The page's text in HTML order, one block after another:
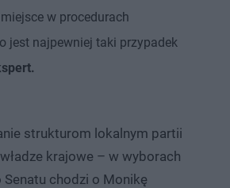
w procedurach
jest najpewniej taki przypadek
strukturom lokalnym partii
krajowe – w wyborach
Senatu chodzi o Monikę